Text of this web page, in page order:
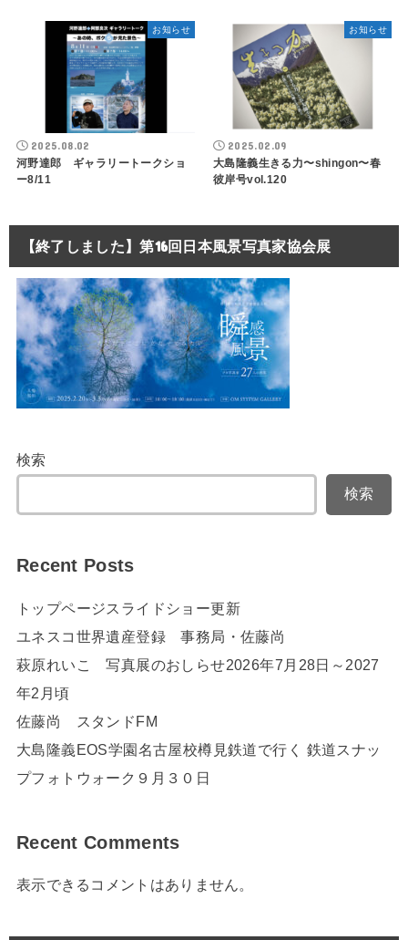
お知らせ
2025.08.02
河野達郎 ギャラリートークショ
ー8/11
お知らせ
2025.02.09
大島隆義生きる力〜shingon〜春
彼岸号vol.120
【終了しました】第16回日本風景写真家協会展
検索
検索
Recent Posts
トップページスライドショー更新
ユネスコ世界遺産登録 事務局・佐藤尚
萩原れいこ 写真展のおしらせ2026年7月28日～2027
年2月頃
佐藤尚 スタンドFM
大島隆義EOS学園名古屋校樽見鉄道で行く 鉄道スナッ
プフォトウォーク９月３０日
Recent Comments
表示できるコメントはありません。